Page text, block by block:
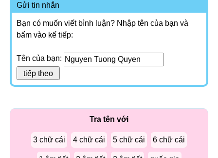
Gửi tin nhắn
Bạn có muốn viết bình luận? Nhập tên của bạn và
bấm vào kế tiếp:
Tên của bạn:
Tra tên với
3 chữ cái 4 chữ cái 5 chữ cái 6 chữ cái